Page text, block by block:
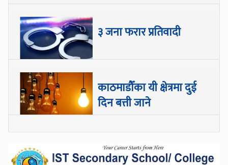
३ जना फरार प्रतिवादी
काठमाडौँका यी क्षेत्रमा दुई
दिन बत्ती जाने